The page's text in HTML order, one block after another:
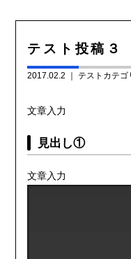
テスト投稿３
2017.02.2 ｜テストカテゴ
文章入力
見出し①
文章入力